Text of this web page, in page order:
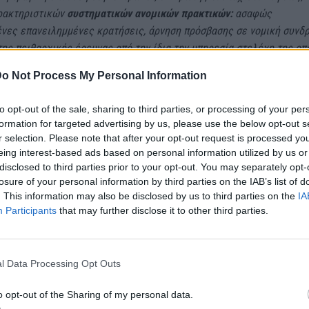
Not Process My Personal Information
opt-out of the sale, sharing to third parties, or processing of your
for targeted advertising by us, please use the below opt-out
selection. Please note that after your opt-out request is processed
interest-based ads based on personal information utilized by us
to third parties prior to your opt-out. You may separately
of your personal information by third parties on the IAB’s list of
This information may also be disclosed by us to third parties on the
Participants that may further disclose it to other third parties.
Data Processing Opt Outs
opt-out of the Sharing of my personal data.
συστηματικών ανομικών πρακτικών:ασαφώς
επανειλημμένες κρατήσεις, άρνηση πρόσβασης σε νομική
πειθαρχικής έρευνας από την ίδια την υπηρεσία στελέχη της
για την αναζήτηση της αλήθειας και αντιστρέφει το
οποίο πλέον φέρουν οι αρχές”προσθέτει, τονίζοντας πως“η
πειστικές εξηγήσεις και να τιμωρήσει τους υπεύθυνους
υπαιτιότητάς τους”.
η ανακοίνωση της ΕλΕΔΑ:
ώρες μετά από τη δημόσια συζήτηση της Ελληνικής Ένωσης για τα
τα μέσα ενημέρωσης και κοινωνικής δικτύωσης γέμισαν με την
εικόνα του Μοχάμεντ Καμράν από το Πακιστάν, νεκρού ήδη από